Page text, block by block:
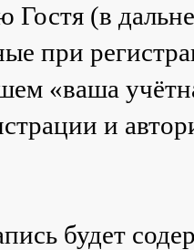
Гостя (в
при
«ваша
и
будет